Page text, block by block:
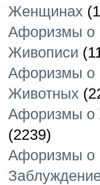
Женщинах
Афоризмы о
Живописи
Афоризмы о
Животных
Афоризмы о
(2239)
Афоризмы о